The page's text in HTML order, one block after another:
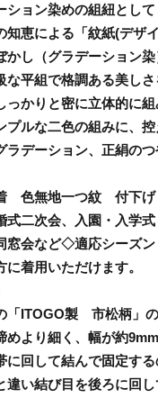
ション染めの組紐とし
知恵による「紋紙(デザ
かし（グラデーション
な平組で格調ある美し
っかりと密に立体的に
プルな二色の組みに、
ラデーション、正絹の
色無地一つ紋 付下
二次会、入園・入学
窓会など◇適応シーズ
着用いただけます。
「ITOGO製 市松柄」
めより細く、幅が約
に回して結んで固定す
違い結び目を後ろに回